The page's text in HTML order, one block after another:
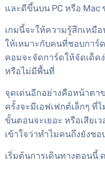
และดีขึ้นบน PC หรือ
เกมนี้จะให้ความรู้สึกเหมื
ให้เหมาะกับคนที่ชอบการ์
คอมจะจัดการ์ดให้จัดเด็ค
หรือไม่มีพื้นที่
จุดเด่นอีกอย่างคือหน้าตา
ครั้งจะมีเอฟเฟกต์เล็กๆ ที่
ขั้นตอนจะเยอะ หรือเสียเ
เข้าใจว่าทำไมคนถึงยังช
เริ่มต้นการเดินทางตอนนี้